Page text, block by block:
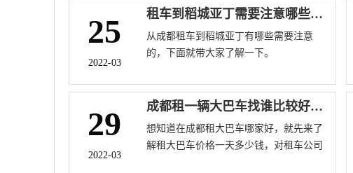
25
2022-03
租车到稻城亚丁需要注意哪些事项
从成都租车到稻城亚丁有哪些需要注意
的，下面就带大家了解一下。
29
2022-03
成都租一辆大巴车找谁比较好？怎样选择一家满意的租车公司
想知道在成都租大巴车哪家好，就先来了
解租大巴车价格一天多少钱，对租车公司